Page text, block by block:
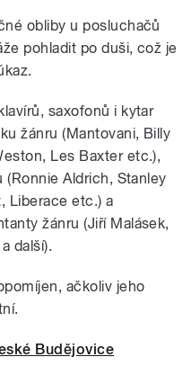
obliby u posluchačů
pohladit po duši, což je
saxofonů i kytar
žánru (Mantovani, Billy
Les Baxter etc.),
Aldrich, Stanley
Liberace etc.) a
žánru (Jiří Malásek,
další).
ačkoliv jeho
Budějovice